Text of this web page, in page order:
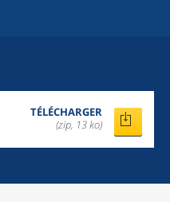
TÉLÉCHARGER
(zip, 13 ko)